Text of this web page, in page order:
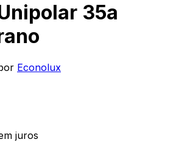
35a
Econolux
juros